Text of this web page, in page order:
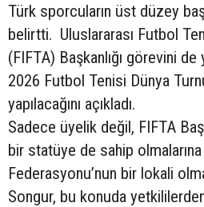
Türk sporcuların üst düzey
belirtti. Uluslararası Futbol
(FIFTA) Başkanlığı görevini
2026 Futbol Tenisi Dünya
yapılacağını açıkladı.
Sadece üyelik değil, FIFTA
bir statüye de sahip
Federasyonu’nun bir lokali
Songur, bu konuda